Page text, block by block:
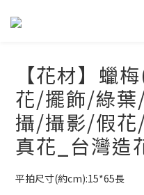
【花材】蠟
花/擺飾/綠
攝/攝影/假
真花_台灣造
平拍尺寸(約cm):15*65長